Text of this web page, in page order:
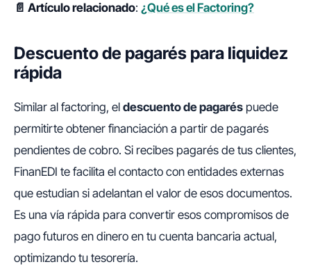
📄 Artículo relacionado: ¿Qué es el Factoring?
Descuento de pagarés para liquidez
rápida
Similar al factoring, el descuento de pagarés puede
permitirte obtener financiación a partir de pagarés
pendientes de cobro. Si recibes pagarés de tus clientes,
FinanEDI te facilita el contacto con entidades externas
que estudian si adelantan el valor de esos documentos.
Es una vía rápida para convertir esos compromisos de
pago futuros en dinero en tu cuenta bancaria actual,
optimizando tu tesorería.